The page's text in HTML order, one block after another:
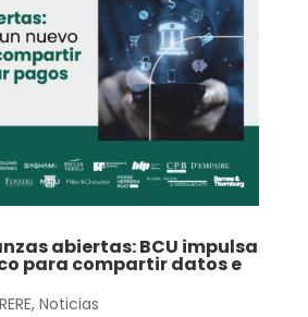
abiertas: BCU impulsa
para compartir datos e
, Noticias